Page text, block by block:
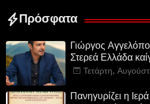
Πρόσφατα
Γιώργος
Στερεά Ελλάδα
Περιφερειακή
Τετάρτη,
Πανηγυρίζει η